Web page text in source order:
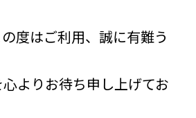
度はご利用、誠に有難う
よりお待ち申し上げてお